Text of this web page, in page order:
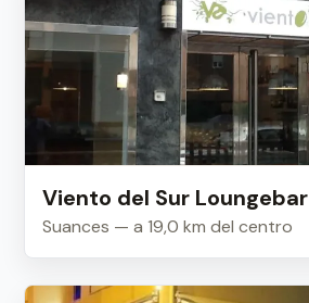
Viento del Sur Loungebar
Suances — a 19,0 km del centro